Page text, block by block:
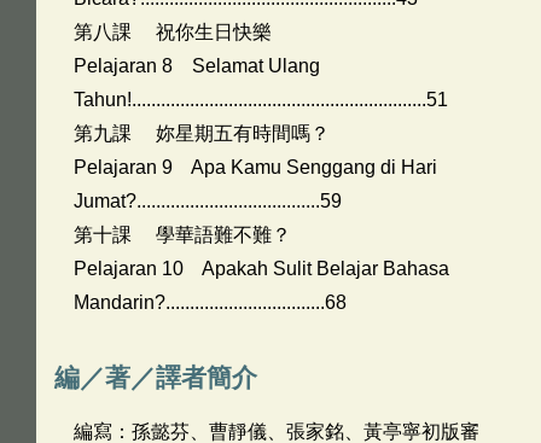
第八課 祝你生日快樂
Pelajaran 8 Selamat Ulang
Tahun!.............................................................51
第九課 妳星期五有時間嗎？
Pelajaran 9 Apa Kamu Senggang di Hari
Jumat?......................................59
第十課 學華語難不難？
Pelajaran 10 Apakah Sulit Belajar Bahasa
Mandarin?.................................68
編／著／譯者簡介
編寫：孫懿芬、曹靜儀、張家銘、黃亭寧初版審